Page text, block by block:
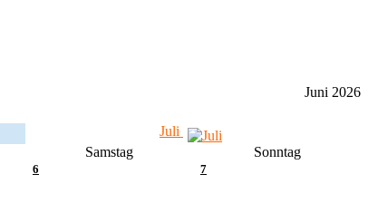
Juni 2026
Juli
Samstag
Sonntag
6 7